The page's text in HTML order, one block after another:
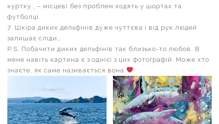
куртку , – місцеві без проблем ходять у шортах та
футболці.
7. Шкіра диких дельфінів дуже чуттєва і від рук людей
залишає сліди…
P.S. Побачити диких дельфінів так близько-то любов. В
мене навіть картина є з однієї з цих фотографій. Може хто
знаєте, як саме називається вона